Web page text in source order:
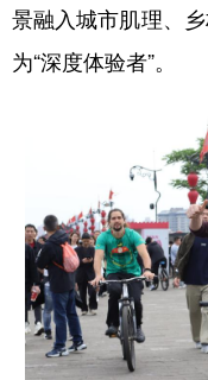
景融入城市肌理、
为“深度体验者”。